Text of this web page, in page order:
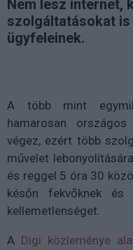
Nem lesz internet,
szolgáltatásokat is
ügyfeleinek.
A több mint
hamarosan országos
végez, ezért több
művelet
és reggel 5 óra 30
későn fekvőknek
kellemetlenséget.
A Digi közleménye